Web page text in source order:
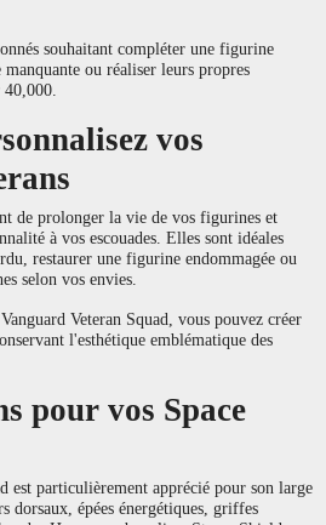
souhaitant compléter une figurine
ou réaliser leurs propres
40,000.
vos
de prolonger la vie de vos figurines et
à vos escouades. Elles sont idéales
restaurer une figurine endommagée ou
selon vos envies.
Veteran Squad, vous pouvez créer
l'esthétique emblématique des
pour vos Space
est particulièrement apprécié pour son large
dorsaux, épées énergétiques, griffes